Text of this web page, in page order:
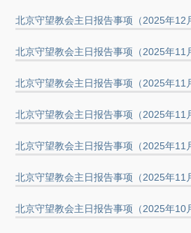
北京守望教会主日报告事项（2025年12
北京守望教会主日报告事项（2025年11
北京守望教会主日报告事项（2025年11
北京守望教会主日报告事项（2025年11
北京守望教会主日报告事项（2025年11
北京守望教会主日报告事项（2025年11
北京守望教会主日报告事项（2025年10